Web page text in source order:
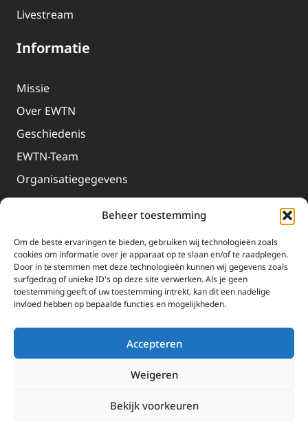
Beheer toestemming
Om de beste ervaringen te bieden, gebruiken wij technologieën zoals
cookies om informatie over je apparaat op te slaan en/of te raadplegen.
Door in te stemmen met deze technologieën kunnen wij gegevens zoals
surfgedrag of unieke ID's op deze site verwerken. Als je geen
toestemming geeft of uw toestemming intrekt, kan dit een nadelige
invloed hebben op bepaalde functies en mogelijkheden.
Accepteren
Weigeren
Bekijk voorkeuren
Livestream
Informatie
Missie
Over EWTN
Geschiedenis
EWTN-Team
Organisatiegegevens
EWTN wordt uitsluitend gefinancierd door uw donaties.
Wij ontvangen bewust geen advertentie-inkomsten of
kerkelijke financiele ondersteuning.
Doneren